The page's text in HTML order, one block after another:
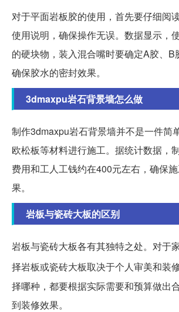
对于平面岩板胶的使用，首先要仔细阅
使用说明，确保操作无误。数据显示，
的硬块物，装入混合嘴时要确定A胶、B
确保胶水的密封效果。
3dmaxpu岩石背景墙怎么做
制作3dmaxpu岩石背景墙并不是一件简
欧松板等材料进行施工。据统计数据，
费用和工人工钱约在400元左右，确保
果。
岩板与瓷砖大板的区别
岩板与瓷砖大板各有其独特之处。对于
择岩板或瓷砖大板取决于个人审美和装
择哪种，都要根据实际需要和预算做出
到装修效果。